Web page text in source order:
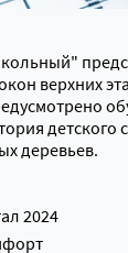
верхних
деревьев.
2024